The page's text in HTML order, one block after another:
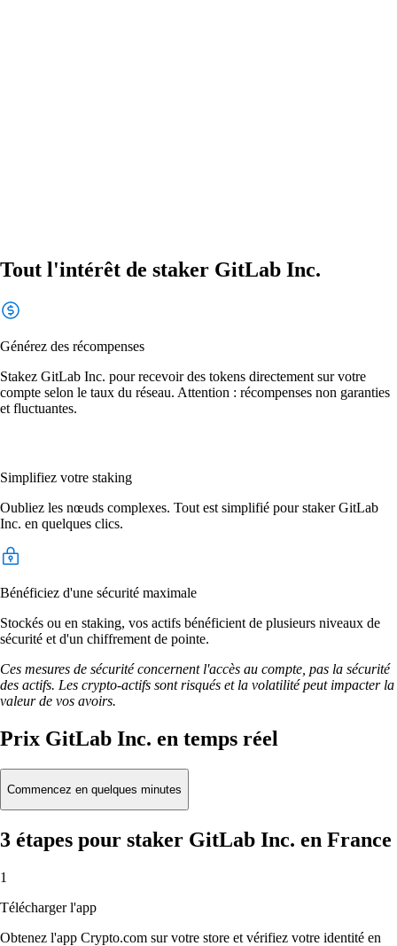
Tout l'intérêt de staker GitLab Inc.
Générez des récompenses
Stakez GitLab Inc. pour recevoir des tokens directement sur votre
compte selon le taux du réseau. Attention : récompenses non garanties
et fluctuantes.
Simplifiez votre staking
Oubliez les nœuds complexes. Tout est simplifié pour staker GitLab
Inc. en quelques clics.
Bénéficiez d'une sécurité maximale
Stockés ou en staking, vos actifs bénéficient de plusieurs niveaux de
sécurité et d'un chiffrement de pointe.
Ces mesures de sécurité concernent l'accès au compte, pas la sécurité
des actifs. Les crypto-actifs sont risqués et la volatilité peut impacter la
valeur de vos avoirs.
Prix GitLab Inc. en temps réel
Commencez en quelques minutes
3 étapes pour staker GitLab Inc. en France
1
Télécharger l'app
Obtenez l'app Crypto.com sur votre store et vérifiez votre identité en